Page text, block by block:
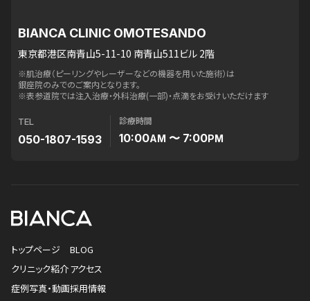
BIANCA CLINIC OMOTESANDO
東京都港区南青山5-11-10 南青山511ビル 2階
※肌治療（ピーリングやレーザーなどの機器を用いた施術）は
銀座院のみでのご案内となります。
※表参道院では注入治療・外科治療(一部)・点滴をお受けいただけます
TEL
050-1807-1593
診療時間
10:00AM 〜 7:00PM
トップページ
クリニック紹介
症例写真・動画
BLOG
アクセス
採用情報